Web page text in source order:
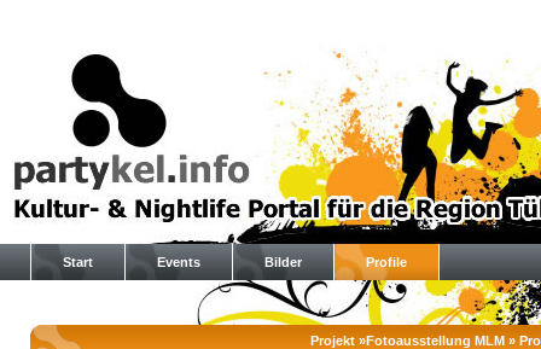
Start Events Bilder Profile
Projekt »Fotoausstellung MLM »